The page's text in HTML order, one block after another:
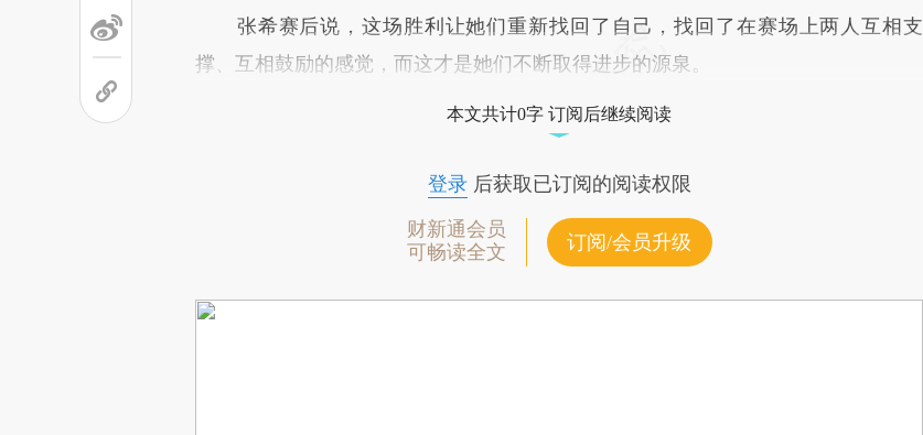
张希赛后说，这场胜利让她们重新找回了自己，找回了在赛场上两人互相支
撑、互相鼓励的感觉，而这才是她们不断取得进步的源泉。
本文共计0字 订阅后继续阅读
登录后获取已订阅的阅读权限
财新通会员
可畅读全文
订阅/会员升级